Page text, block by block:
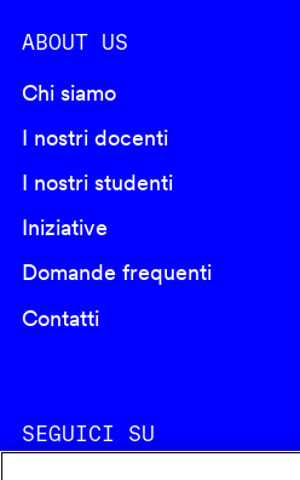
ABOUT US
Chi siamo
I nostri docenti
I nostri studenti
Iniziative
Domande frequenti
Contatti
SEGUICI SU